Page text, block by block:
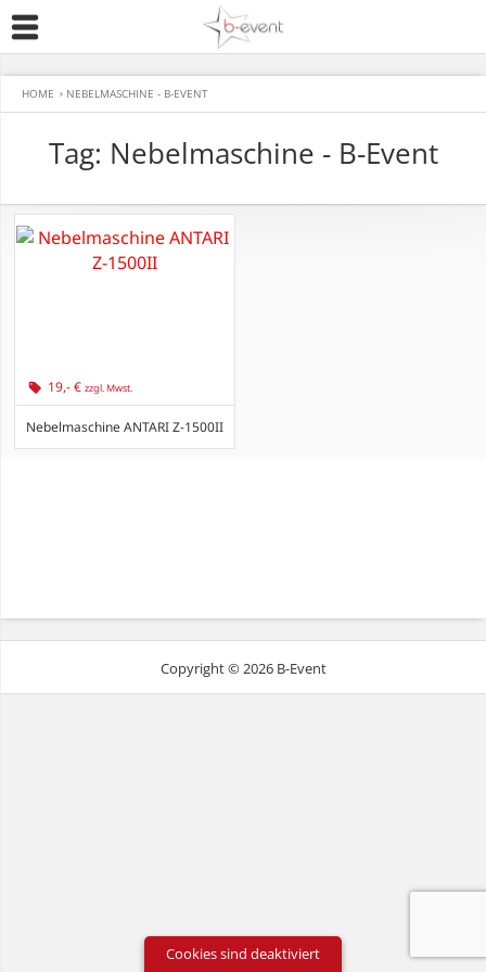
Tag: Nebelmaschine - B-Event
HOME › NEBELMASCHINE - B-EVENT
Nebelmaschine ANTARI Z-1500II
19,- €zzgl. Mwst.
Copyright © 2026 B-Event
Cookies sind deaktiviert